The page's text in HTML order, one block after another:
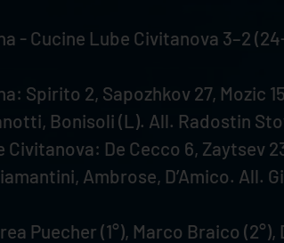
- Cucine Lube Civitanova 3–2
Spirito 2, Sapozhkov 27, Mozic
Bonisoli (L). All. Radostin
Civitanova: De Cecco 6, Zaytsev
Ambrose, D’Amico. All.
Puecher (1°), Marco Braico (2°),